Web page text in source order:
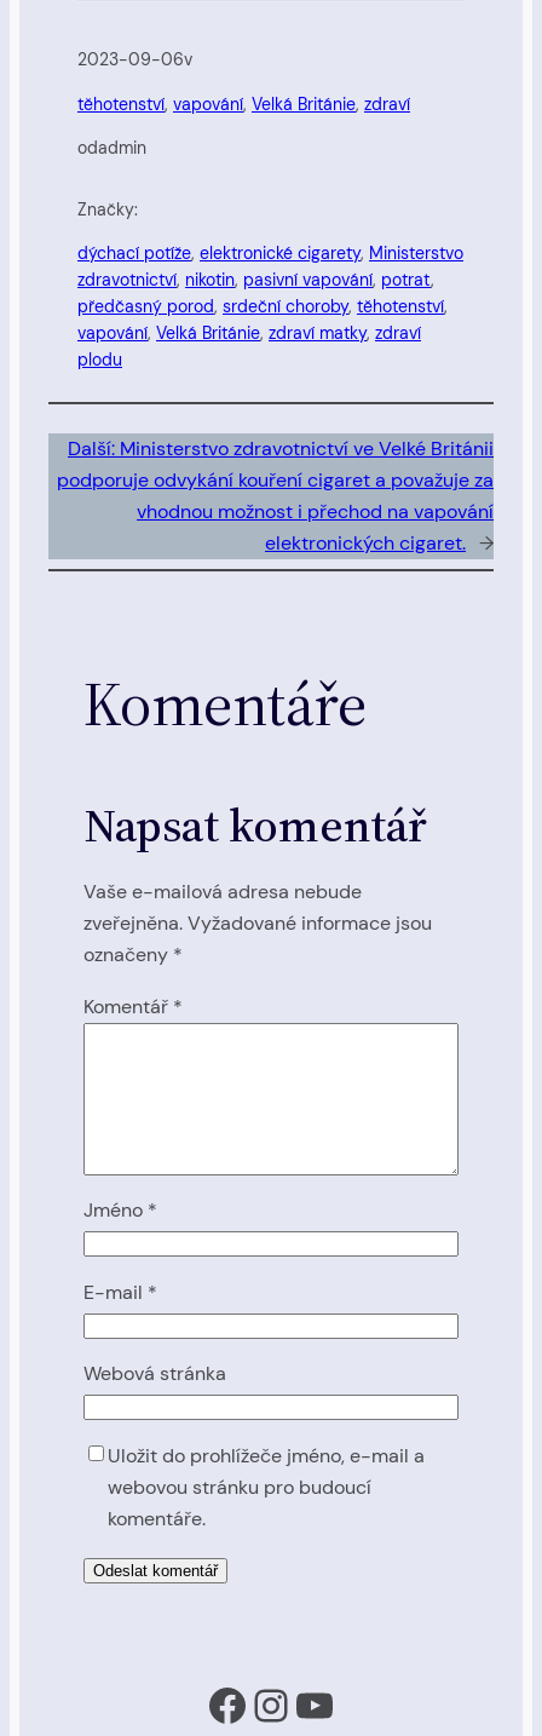
2023-09-06v
těhotenství, vapování, Velká Británie, zdraví
odadmin
Značky:
dýchací potíže, elektronické cigarety, Ministerstvo
zdravotnictví, nikotin, pasivní vapování, potrat
předčasný porod, srdeční choroby, těhotenství
vapování, Velká Británie, zdraví matky, zdraví
plodu
Další: Ministerstvo zdravotnictví ve Velké Británii
podporuje odvykání kouření cigaret a považuje za
vhodnou možnost i přechod na vapování
elektronických cigaret. →
Komentáře
Napsat komentář
Vaše e-mailová adresa nebude
zveřejněna. Vyžadované informace jsou
označeny *
Komentář *
Jméno *
E-mail *
Webová stránka
Uložit do prohlížeče jméno, e-mail a
webovou stránku pro budoucí
komentáře.
Facebook
Instagram
YouTube